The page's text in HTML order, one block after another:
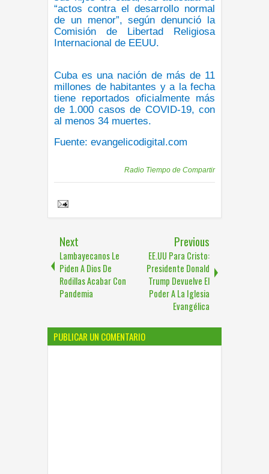
“actos contra el desarrollo normal
de un menor”, según denunció la
Comisión de Libertad Religiosa
Internacional de EEUU.
Cuba es una nación de más de 11
millones de habitantes y a la fecha
tiene reportados oficialmente más
de 1.000 casos de COVID-19, con
al menos 34 muertes.
Fuente: evangelicodigital.com
Radio Tiempo de Compartir
Next
Lambayecanos Le
Piden A Dios De
Rodillas Acabar Con
Pandemia
Previous
EE.UU Para Cristo:
Presidente Donald
Trump Devuelve El
Poder A La Iglesia
Evangélica
PUBLICAR UN COMENTARIO